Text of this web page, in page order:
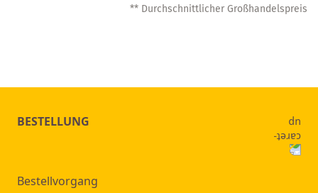
** Durchschnittlicher Großhandelspreis
BESTELLUNG
Bestellvorgang